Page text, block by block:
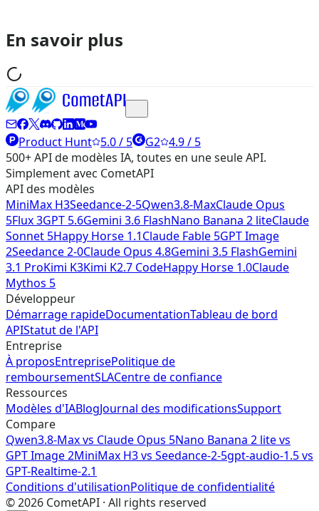
En savoir plus
Product Hunt 5.0 / 5 G2 4.9 / 5
500+ API de modèles IA, toutes en une seule API.
Simplement avec CometAPI
API des modèles
MiniMax H3Seedance-2-5Qwen3.8-MaxClaude Opus
5Flux 3GPT 5.6Gemini 3.6 FlashNano Banana 2 liteClaude
Sonnet 5Happy Horse 1.1Claude Fable 5GPT Image
2Seedance 2-0Claude Opus 4.8Gemini 3.5 FlashGemini
3.1 ProKimi K3Kimi K2.7 CodeHappy Horse 1.0Claude
Mythos 5
Développeur
Démarrage rapideDocumentationTableau de bord
APIStatut de l'API
Entreprise
À proposEntreprisePolitique de
remboursementSLACentre de confiance
Ressources
Modèles d'IABlogJournal des modificationsSupport
Compare
Qwen3.8-Max vs Claude Opus 5Nano Banana 2 lite vs
GPT Image 2MiniMax H3 vs Seedance-2-5gpt-audio-1.5 vs
GPT-Realtime-2.1
Conditions d'utilisationPolitique de confidentialité
©2026 CometAPI · All rights reserved